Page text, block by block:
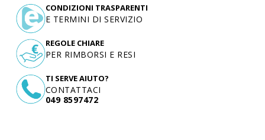
TI SERVE AIUTO?
CONTATTACI
049 8597472
CONDIZIONI TRASPARENTI
E TERMINI DI SERVIZIO
REGOLE CHIARE
PER RIMBORSI E RESI